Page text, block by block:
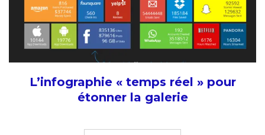
L’infographie « temps réel » pour
étonner la galerie